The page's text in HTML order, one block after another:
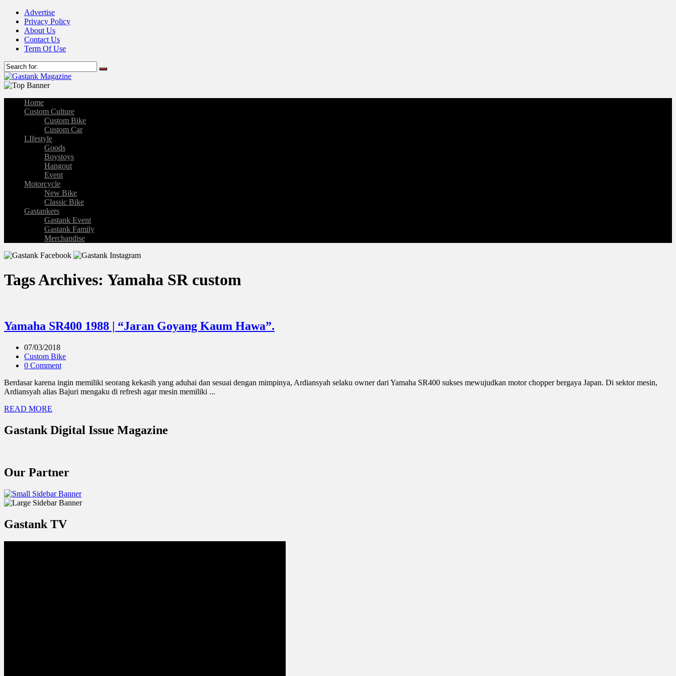
Advertise
Privacy Policy
About Us
Contact Us
Term Of Use
Home
Custom Culture
Custom Bike
Custom Car
LIfestyle
Goods
Boystoys
Hangout
Event
Motorcycle
New Bike
Classic Bike
Gastankers
Gastank Event
Gastank Family
Merchandise
Tags Archives: Yamaha SR custom
Yamaha SR400 1988 | “Jaran Goyang Kaum Hawa”.
07/03/2018
Custom Bike
0 Comment
Berdasar karena ingin memiliki seorang kekasih yang aduhai dan sesuai dengan mimpinya, Ardiansyah selaku owner dari Yamaha SR400 sukses mewujudkan motor chopper bergaya Japan. Di sektor mesin,
Ardiansyah alias Bajuri mengaku di refresh agar mesin memiliki ...
READ MORE
Gastank Digital Issue Magazine
Our Partner
Gastank TV